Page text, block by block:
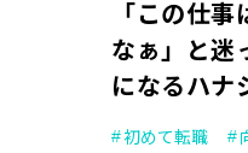
「この仕
なぁ」と迷
になるハナ
初めて転職